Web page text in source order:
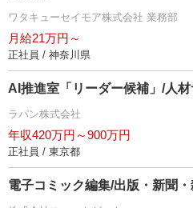
ワタキューセイモア株式会社 業務部
月給21万円～
正社員 / 神奈川県
AI推進室「リーダー候補」/人材
ラパン株式会社
年収420万円～900万円
正社員 / 東京都
電子コミック編集/出版・新聞